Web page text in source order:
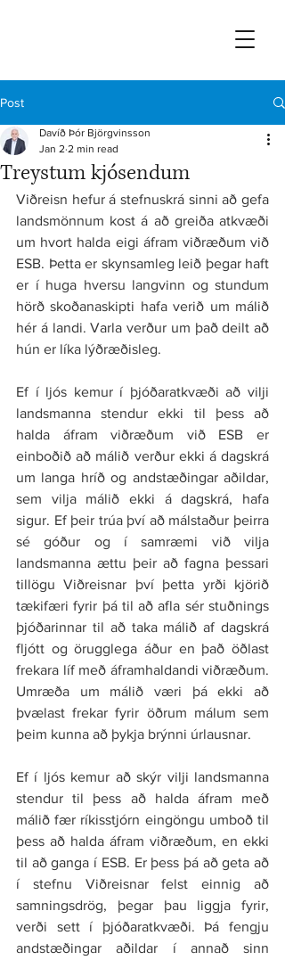
Post
Treystum kjósendum
Davíð Þór Björgvinsson
Jan 2 2 min read
Viðreisn hefur á stefnuskrá sinni að gefa
landsmönnum kost á að greiða atkvæði
um hvort halda eigi áfram viðræðum við
ESB. Þetta er skynsamleg leið þegar haft
er í huga hversu langvinn og stundum
hörð skoðanaskipti hafa verið um málið
hér á landi. Varla verður um það deilt að
hún er líka lýðræðisleg.
Ef í ljós kemur í þjóðaratkvæði að vilji
landsmanna stendur ekki til þess að
halda áfram viðræðum við ESB er
einboðið að málið verður ekki á dagskrá
um langa hríð og andstæðingar aðildar,
sem vilja málið ekki á dagskrá, hafa
sigur. Ef þeir trúa því að málstaður þeirra
sé góður og í samræmi við vilja
landsmanna ættu þeir að fagna þessari
tillögu Viðreisnar því þetta yrði kjörið
tækifæri fyrir þá til að afla sér stuðnings
þjóðarinnar til að taka málið af dagskrá
fljótt og örugglega áður en það öðlast
frekara líf með áframhaldandi viðræðum.
Umræða um málið væri þá ekki að
þvælast frekar fyrir öðrum málum sem
þeim kunna að þykja brýnni úrlausnar.
Ef í ljós kemur að skýr vilji landsmanna
stendur til þess að halda áfram með
málið fær ríkisstjórn eingöngu umboð til
þess að halda áfram viðræðum, en ekki
til að ganga í ESB. Er þess þá að geta að
í stefnu Viðreisnar felst einnig að
samningsdrög, þegar þau liggja fyrir,
verði sett í þjóðaratkvæði. Þá fengju
andstæðingar aðildar í annað sinn